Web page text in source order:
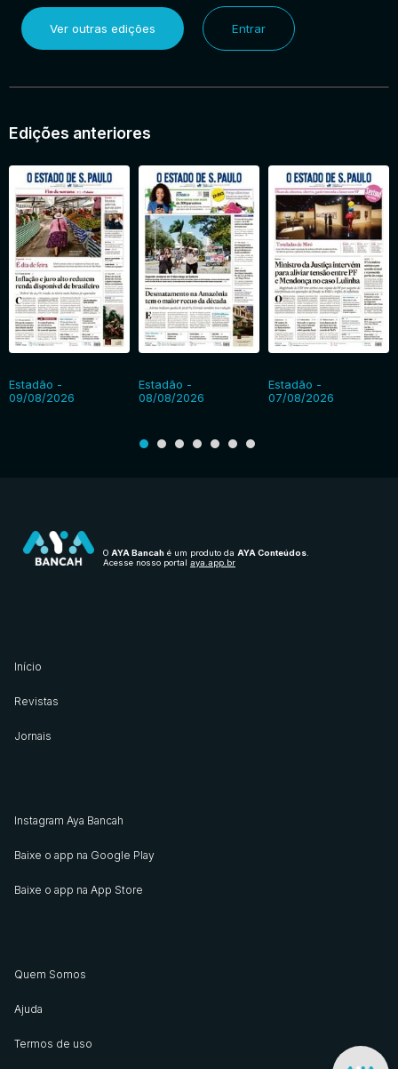
Ver outras edições Entrar
Edições anteriores
Estadão -
09/08/2026
Estadão -
08/08/2026
Estadão -
07/08/2026
O AYA Bancah é um produto da AYA Conteúdos.
Acesse nosso portal aya.app.br
Início
Revistas
Jornais
Instagram Aya Bancah
Baixe o app na Google Play
Baixe o app na App Store
Quem Somos
Ajuda
Termos de uso